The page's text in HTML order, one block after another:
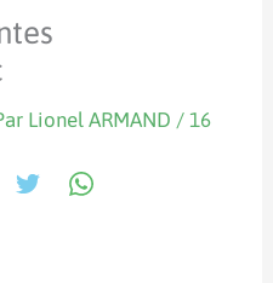
Lionel ARMAND /16